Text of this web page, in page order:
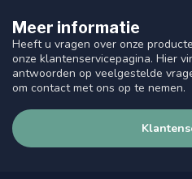
Meer informatie
Heeft u vragen over onze
onze klantenservicepagina. Hier
antwoorden op veelgestelde
om contact met ons op te nemen.